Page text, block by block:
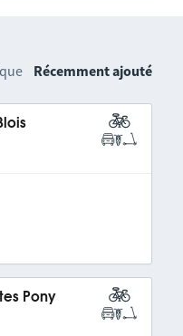
Récemment ajouté
Pony